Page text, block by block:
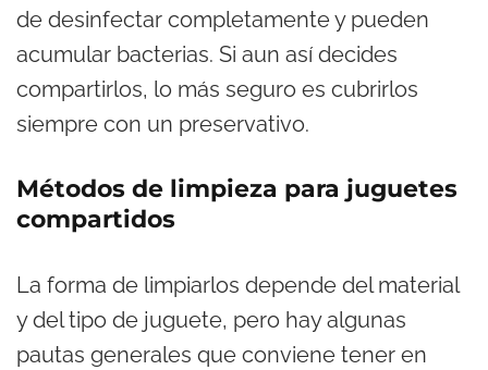
de desinfectar completamente y pueden
acumular bacterias. Si aun así decides
compartirlos, lo más seguro es cubrirlos
siempre con un preservativo.
Métodos de limpieza para juguetes
compartidos
La forma de limpiarlos depende del material
y del tipo de juguete, pero hay algunas
pautas generales que conviene tener en